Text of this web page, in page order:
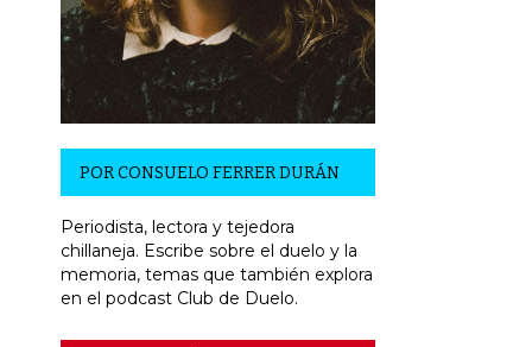
PORCONSUELO FERRER DURÁN
Periodista, lectora y tejedora
chillaneja. Escribe sobre el duelo y la
memoria, temas que también explora
en el podcast Club de Duelo.